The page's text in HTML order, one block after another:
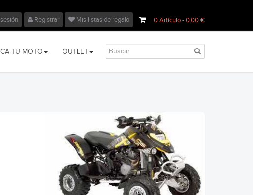
0Artículo- 0,00 €
Registrar Mis listas de regalo
TU MOTO OUTLET